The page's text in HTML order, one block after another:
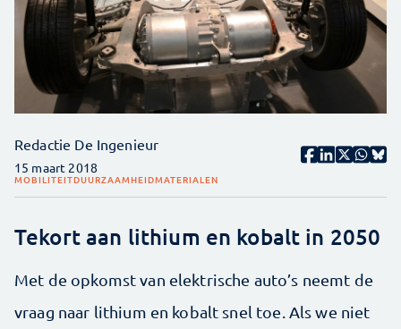
Redactie De Ingenieur
15 maart 2018
MOBILITEITDUURZAAMHEIDMATERIALEN
Tekort aan lithium en kobalt in 2050
Met de opkomst van elektrische auto’s neemt de
vraag naar lithium en kobalt snel toe. Als we niet